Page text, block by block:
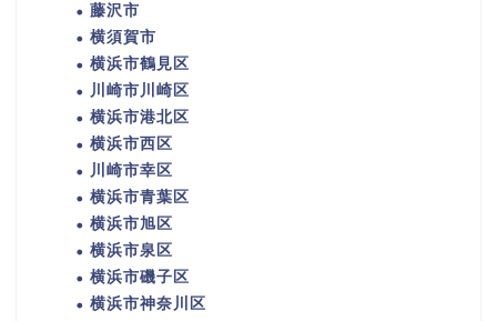
藤沢市
横須賀市
横浜市鶴見区
川崎市川崎区
横浜市港北区
横浜市西区
川崎市幸区
横浜市青葉区
横浜市旭区
横浜市泉区
横浜市磯子区
横浜市神奈川区